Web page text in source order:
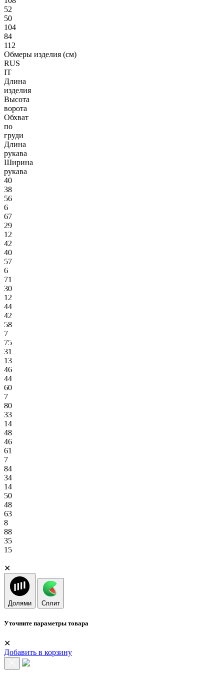
52
50
104
84
112
Обмеры изделия (см)
RUS
IT
Длина
изделия
Высота
ворота
Обхват
по
груди
Длина
рукава
Ширина
рукава
40
38
56
6
67
29
12
42
40
57
6
71
30
12
44
42
58
7
75
31
13
46
44
60
7
80
33
14
48
46
61
7
84
34
14
50
48
63
8
88
35
15
✕
Долями Сплит
Уточните параметры товара
✕
Добавить в корзину